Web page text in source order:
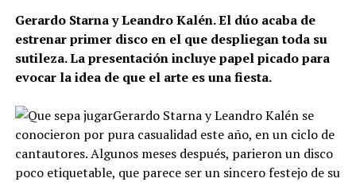
Gerardo Starna y Leandro Kalén. El dúo acaba de
estrenar primer disco en el que despliegan toda su
sutileza. La presentación incluye papel picado para
evocar la idea de que el arte es una fiesta.
Gerardo Starna y Leandro Kalén se
conocieron por pura casualidad este año, en un ciclo de
cantautores. Algunos meses después, parieron un disco
poco etiquetable, que parece ser un sincero festejo de su